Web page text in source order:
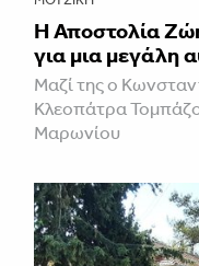
Η Αποστολία
για μια μεγάλη
Μαζί της ο
Κλεοπάτρα
Μαρωνίου